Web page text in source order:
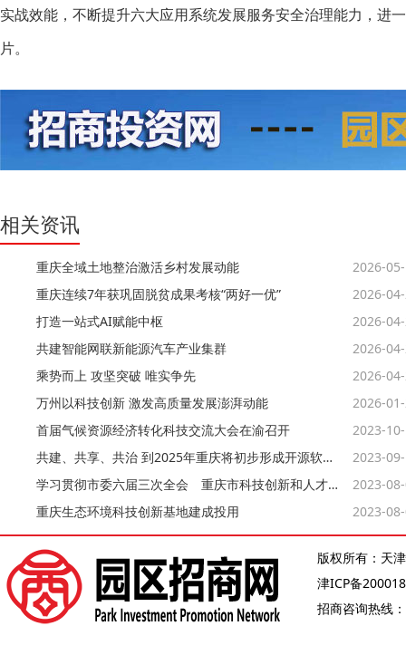
实战效能，不断提升六大应用系统发展服务安全治理能力，进
片。
相关资讯
重庆全域土地整治激活乡村发展动能
2026-
重庆连续7年获巩固脱贫成果考核“两好一优”
2026-
打造一站式AI赋能中枢
2026-
共建智能网联新能源汽车产业集群
2026-
乘势而上 攻坚突破 唯实争先
2026-
万州以科技创新 激发高质量发展澎湃动能
2026-
首届气候资源经济转化科技交流大会在渝召开
2023-
共建、共享、共治 到2025年重庆将初步形成开源软件生态
2023-
学习贯彻市委六届三次全会 重庆市科技创新和人才工作大会精神
2023-
重庆生态环境科技创新基地建成投用
2023-
版权所有：天
津ICP备
招商咨询热线：